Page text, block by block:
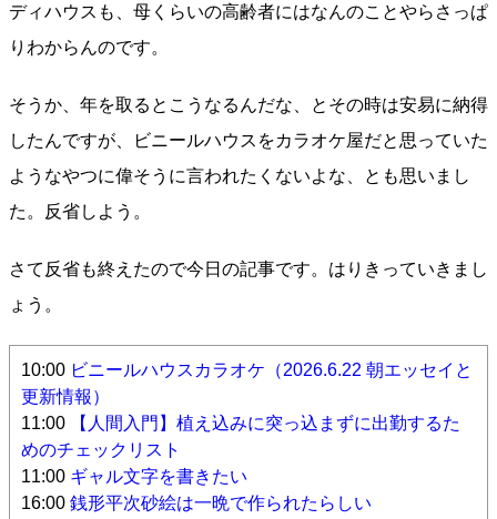
ディハウスも、母くらいの高齢者にはなんのことやらさっぱ
りわからんのです。
そうか、年を取るとこうなるんだな、とその時は安易に納得
したんですが、ビニールハウスをカラオケ屋だと思っていた
ようなやつに偉そうに言われたくないよな、とも思いまし
た。反省しよう。
さて反省も終えたので今日の記事です。はりきっていきまし
ょう。
10:00 ビニールハウスカラオケ（2026.6.22 朝エッセイと
更新情報）
11:00
【人間入門】植え込みに突っ込まずに出勤するた
めのチェックリスト
11:00 ギャル文字を書きたい
16:00 銭形平次砂絵は一晩で作られたらしい